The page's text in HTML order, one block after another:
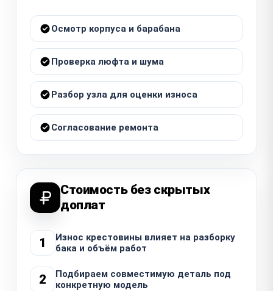
Осмотр корпуса и барабана
Проверка люфта и шума
Разбор узла для оценки износа
Согласование ремонта
Стоимость без скрытых
доплат
1
Износ крестовины влияет на разборку
бака и объём работ
2
Подбираем совместимую деталь под
конкретную модель